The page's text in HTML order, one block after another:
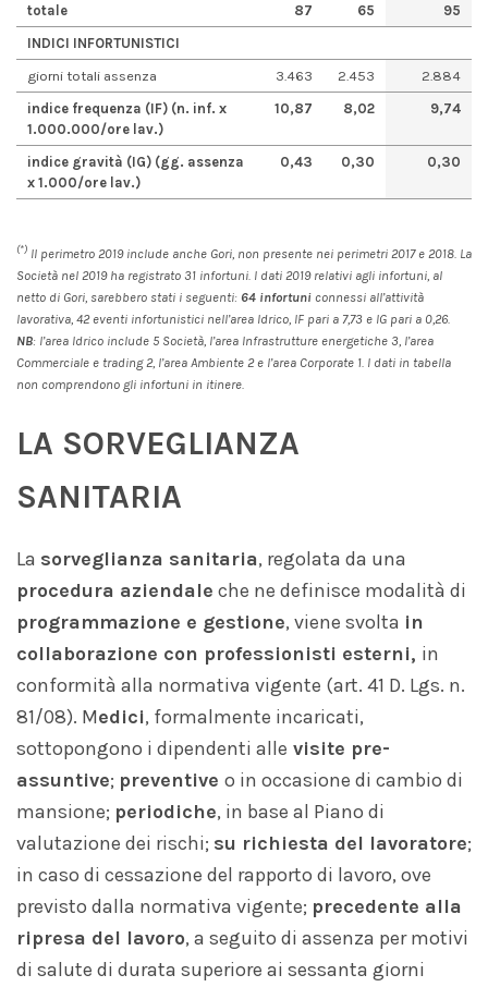
totale 87 65 95
INDICI INFORTUNISTICI
giorni totali assenza
3.463 2.453
2.884
indice frequenza (IF) (n. inf. x
1.000.000/ore lav.)
10,87 8,02 9,74
indice gravità (IG) (gg. assenza
x 1.000/ore lav.)
0,43 0,30 0,30
(*) Il perimetro 2019 include anche Gori, non presente nei perimetri 2017 e 2018. La
Società nel 2019 ha registrato 31 infortuni. I dati 2019 relativi agli infortuni, al
netto di Gori, sarebbero stati i seguenti: 64 infortuni connessi all’attività
lavorativa, 42 eventi infortunistici nell’area Idrico, IF pari a 7,73 e IG pari a 0,26.
NB: l’area Idrico include 5 Società, l’area Infrastrutture energetiche 3, l’area
Commerciale e trading 2, l’area Ambiente 2 e l’area Corporate 1. I dati in tabella
non comprendono gli infortuni in itinere.
LA SORVEGLIANZA
SANITARIA
La sorveglianza sanitaria, regolata da una
procedura aziendale che ne definisce modalità di
programmazione e gestione, viene svolta in
collaborazione con professionisti esterni, in
conformità alla normativa vigente (art. 41 D. Lgs. n.
81/08). Medici, formalmente incaricati,
sottopongono i dipendenti alle visite pre-
assuntive; preventive o in occasione di cambio di
mansione; periodiche, in base al Piano di
valutazione dei rischi; su richiesta del lavoratore;
in caso di cessazione del rapporto di lavoro, ove
previsto dalla normativa vigente; precedente alla
ripresa del lavoro, a seguito di assenza per motivi
di salute di durata superiore ai sessanta giorni